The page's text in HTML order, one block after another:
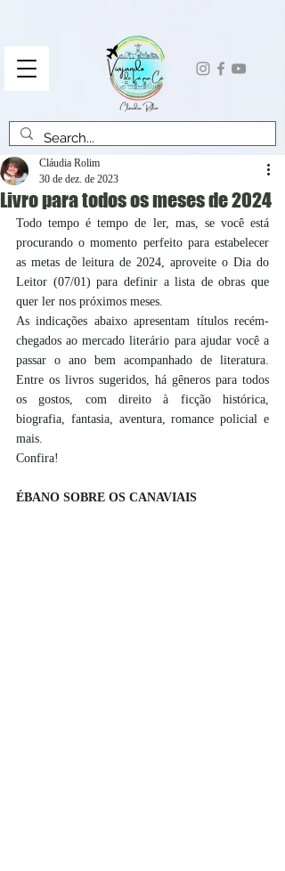
Livro para todos os meses de 2024
Cláudia Rolim
30 de dez. de 2023
Todo tempo é tempo de ler, mas, se você está
procurando o momento perfeito para estabelecer
as metas de leitura de 2024, aproveite o Dia do
Leitor (07/01) para definir a lista de obras que
quer ler nos próximos meses.
As indicações abaixo apresentam títulos recém-
chegados ao mercado literário para ajudar você a
passar o ano bem acompanhado de literatura.
Entre os livros sugeridos, há gêneros para todos
os gostos, com direito à ficção histórica,
biografia, fantasia, aventura, romance policial e
mais.
Confira!
ÉBANO SOBRE OS CANAVIAIS